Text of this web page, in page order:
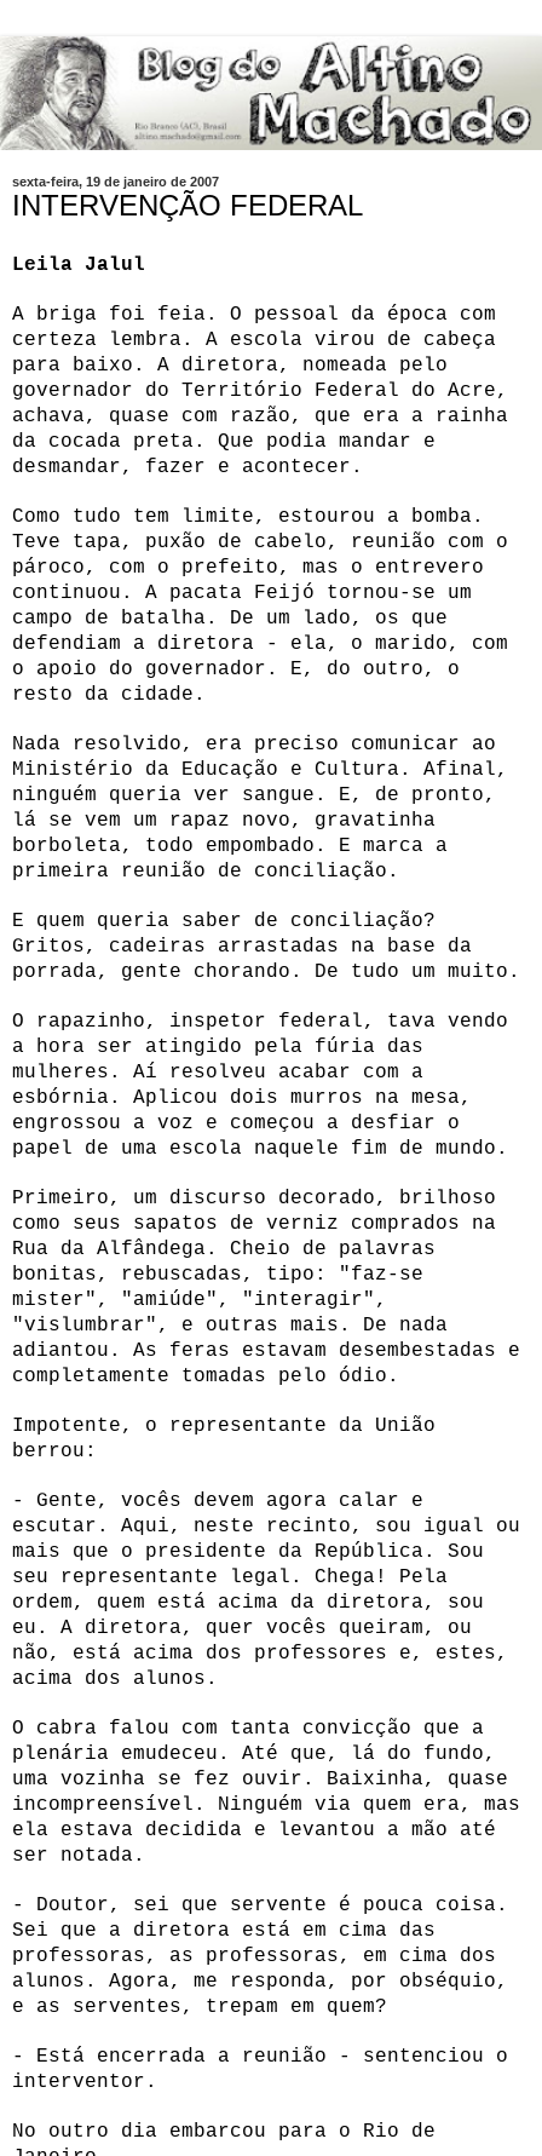
sexta-feira, 19 de janeiro de 2007
INTERVENÇÃO FEDERAL
Leila Jalul
A briga foi feia. O pessoal da época com
certeza lembra. A escola virou de cabeça
para baixo. A diretora, nomeada pelo
governador do Território Federal do Acre,
achava, quase com razão, que era a rainha
da cocada preta. Que podia mandar e
desmandar, fazer e acontecer.
Como tudo tem limite, estourou a bomba.
Teve tapa, puxão de cabelo, reunião com o
pároco, com o prefeito, mas o entrevero
continuou. A pacata Feijó tornou-se um
campo de batalha. De um lado, os que
defendiam a diretora - ela, o marido, com
o apoio do governador. E, do outro, o
resto da cidade.
Nada resolvido, era preciso comunicar ao
Ministério da Educação e Cultura. Afinal,
ninguém queria ver sangue. E, de pronto,
lá se vem um rapaz novo, gravatinha
borboleta, todo empombado. E marca a
primeira reunião de conciliação.
E quem queria saber de conciliação?
Gritos, cadeiras arrastadas na base da
porrada, gente chorando. De tudo um muito.
O rapazinho, inspetor federal, tava vendo
a hora ser atingido pela fúria das
mulheres. Aí resolveu acabar com a
esbórnia. Aplicou dois murros na mesa,
engrossou a voz e começou a desfiar o
papel de uma escola naquele fim de mundo.
Primeiro, um discurso decorado, brilhoso
como seus sapatos de verniz comprados na
Rua da Alfândega. Cheio de palavras
bonitas, rebuscadas, tipo: "faz-se
mister", "amiúde", "interagir",
"vislumbrar", e outras mais. De nada
adiantou. As feras estavam desembestadas e
completamente tomadas pelo ódio.
Impotente, o representante da União
berrou:
- Gente, vocês devem agora calar e
escutar. Aqui, neste recinto, sou igual ou
mais que o presidente da República. Sou
seu representante legal. Chega! Pela
ordem, quem está acima da diretora, sou
eu. A diretora, quer vocês queiram, ou
não, está acima dos professores e, estes,
acima dos alunos.
O cabra falou com tanta convicção que a
plenária emudeceu. Até que, lá do fundo,
uma vozinha se fez ouvir. Baixinha, quase
incompreensível. Ninguém via quem era, mas
ela estava decidida e levantou a mão até
ser notada.
- Doutor, sei que servente é pouca coisa.
Sei que a diretora está em cima das
professoras, as professoras, em cima dos
alunos. Agora, me responda, por obséquio,
e as serventes, trepam em quem?
- Está encerrada a reunião - sentenciou o
interventor.
No outro dia embarcou para o Rio de